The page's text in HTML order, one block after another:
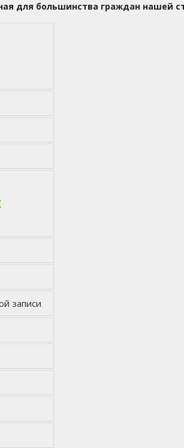
для большинства граждан нашей
записи